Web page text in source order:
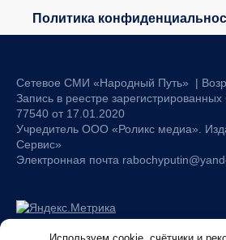
Политика
Сетевое СМИ «Народный Путь» |
Запись в реестре
77540 от 17.01.2020
Учредитель ООО «Роликс медиа».
Сервис»
Электронная почта
Используем cookie, счётчики и